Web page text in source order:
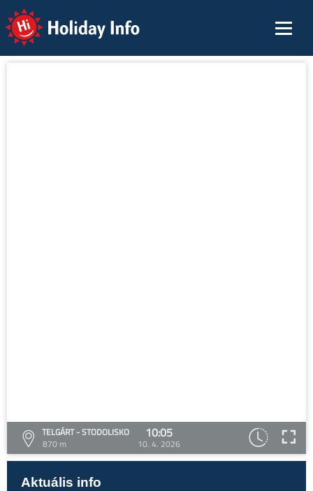
Holiday Info
TELGÁRT - STODOLISKO
870 m
10:05
10. 4. 2026
Aktuális info